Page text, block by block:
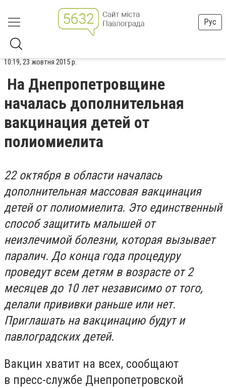
Рус
10:19, 23 жовтня 2015 р.
На Днепропетровщине
началась дополнительная
вакцинация детей от
полиомиелита
22 октября в области началась
дополнительная массовая вакцинация
детей от полиомиелита. Это единственный
способ защитить малышей от
неизлечимой болезни, которая вызывает
паралич. До конца года процедуру
проведут всем детям в возрасте от 2
месяцев до 10 лет независимо от того,
делали прививки раньше или нет.
Приглашать на вакцинацию будут и
павлоградских детей.
Вакцин хватит на всех, сообщают
в пресс-службе Днепропетровской